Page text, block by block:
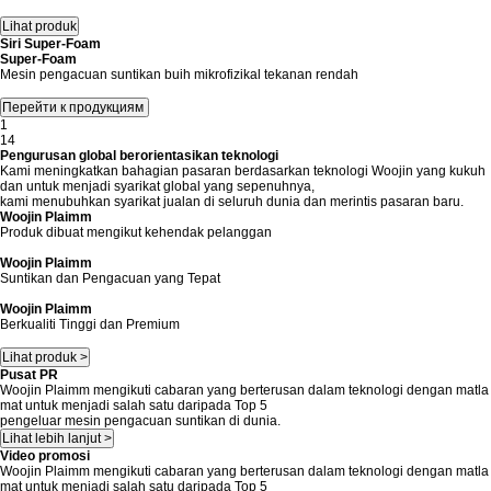
Siri Super-Foam
Super-Foam
Mesin pengacuan suntikan buih mikrofizikal tekanan rendah
1
14
Pengurusan global berorientasikan teknologi
Kami meningkatkan bahagian pasaran berdasarkan teknologi Woojin yang kukuh
dan untuk menjadi syarikat global yang sepenuhnya,
kami menubuhkan syarikat jualan di seluruh dunia dan merintis pasaran baru.
Woojin Plaimm
Produk dibuat mengikut kehendak pelanggan
Woojin Plaimm
Suntikan dan Pengacuan yang Tepat
Woojin Plaimm
Berkualiti Tinggi dan Premium
Lihat produk >
Pusat PR
Woojin Plaimm mengikuti cabaran yang berterusan dalam teknologi dengan matla
mat untuk menjadi salah satu daripada Top 5
pengeluar mesin pengacuan suntikan di dunia.
Lihat lebih lanjut >
Video promosi
Woojin Plaimm mengikuti cabaran yang berterusan dalam teknologi dengan matla
mat untuk menjadi salah satu daripada Top 5